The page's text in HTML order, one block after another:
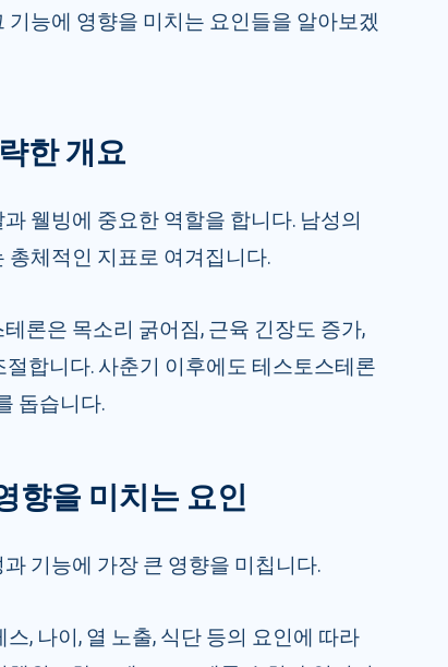
능에 영향을 미치는 요인들을 알아보겠
한 개요
웰빙에 중요한 역할을 합니다. 남성의
총체적인 지표로 여겨집니다.
론은 목소리 굵어짐, 근육 긴장도 증가,
합니다. 사춘기 이후에도 테스토스테론
돕습니다.
향을 미치는 요인
기능에 가장 큰 영향을 미칩니다.
, 나이, 열 노출, 식단 등의 요인에 따라